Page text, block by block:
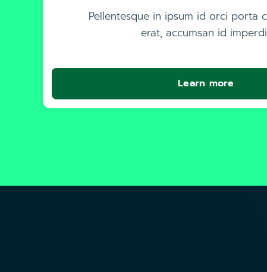
Pellentesque in ipsum id orci porta
erat, accumsan id
Learn more